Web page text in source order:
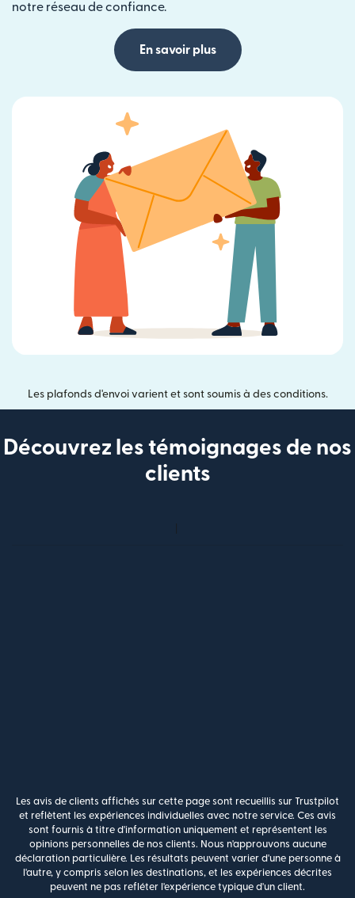
notre réseau de confiance.
En savoir plus
Les plafonds d'envoi varient et sont soumis à des conditions.
Découvrez les témoignages de nos
clients
Les avis de clients affichés sur cette page sont recueillis sur Trustpilot
et reflètent les expériences individuelles avec notre service. Ces avis
sont fournis à titre d'information uniquement et représentent les
opinions personnelles de nos clients. Nous n'approuvons aucune
déclaration particulière. Les résultats peuvent varier d'une personne à
l'autre, y compris selon les destinations, et les expériences décrites
peuvent ne pas refléter l'expérience typique d'un client.